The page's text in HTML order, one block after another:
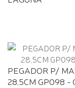
PEGADOR P/
28,5CM GP098 -